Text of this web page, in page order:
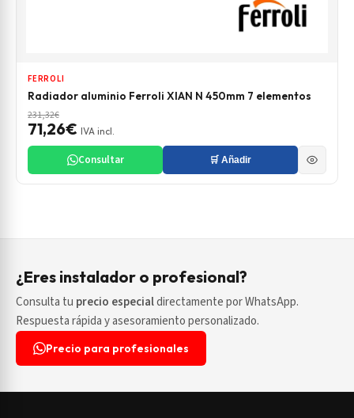
FERROLI
Radiador aluminio Ferroli XIAN N 450mm 7 elementos
231,32€
71,26€ IVA incl.
Consultar 🛒 Añadir
¿Eres instalador o profesional?
Consulta tu precio especialdirectamente por WhatsApp.
Respuesta rápida y asesoramiento personalizado.
Precio para profesionales